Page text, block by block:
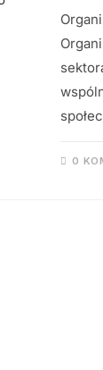
0